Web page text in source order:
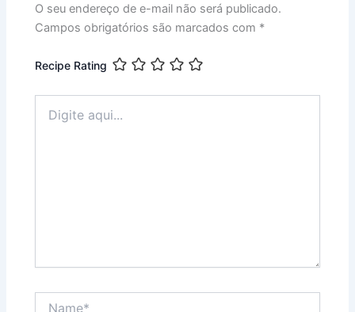
O seu endereço de e-mail não será publicado.
Campos obrigatórios são marcados com *
Recipe Rating
aqui...